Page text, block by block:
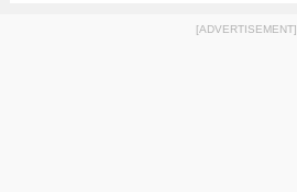
[ADVERTISEMENT]